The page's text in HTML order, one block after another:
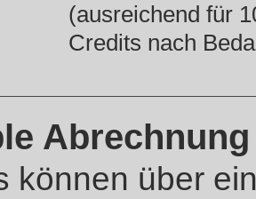
(ausreichend für
Credits nach
können über